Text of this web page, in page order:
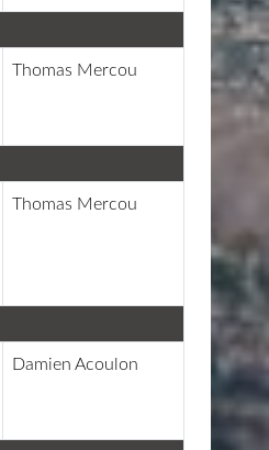
Thomas Mercou
Thomas Mercou
Damien Acoulon